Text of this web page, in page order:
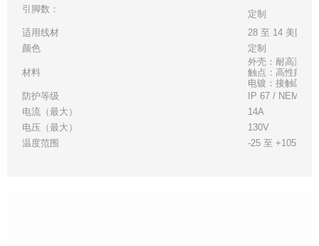
引脚数：
定制
适用线材
28 至 14 美国线
颜色
定制
材料
外壳：耐高温白
触点：高性能铜
电镀：接触区 -
防护等级
IP 67 / NEMA 6P
电流（最大）
14A
电压（最大）
130V
温度范围
-25 至 +105°C